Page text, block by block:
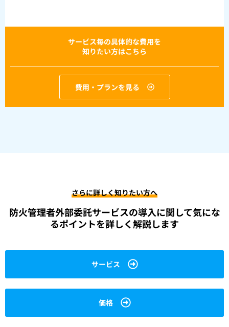
サービス毎の具体的な費用を
知りたい方はこちら
費用・プランを見る
さらに詳しく知りたい方へ
防火管理者外部委託サービスの導入に関して気にな
るポイントを詳しく解説します
サービス
価格